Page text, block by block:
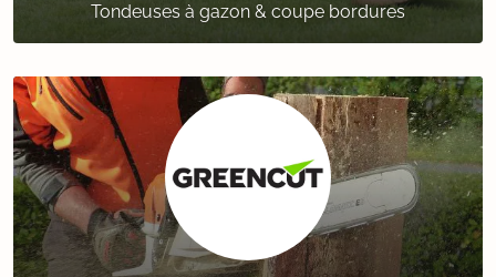
Tondeuses à gazon & coupe bordures